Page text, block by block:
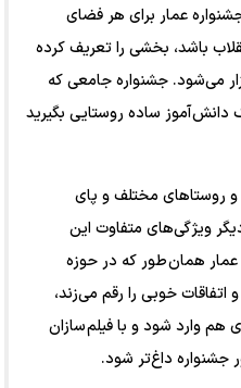
عمار برای هر فضای
باشد، بخشی را تعریف کرده
می‌شود. جشنواره جامعی که
دانش آموز ساده روستایی بگیرید
و روستا‌های مختلف و پای
ویژگی‌های متفاوت این
همان طور که در حوزه
خوبی را رقم می‌زند،
هم وارد شود و با فیلم سازان
جشنواره داغ‌تر شود.